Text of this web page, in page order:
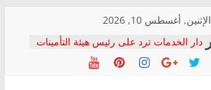
الإثنين, أغسطس 10, 2026
دار الخدمات ترد على رئيس هيئة التأمينات
بعد مؤتمره الصحفي: إنكار الأزمة لا ينهي
معاناة أصحاب المعاشات.. ونطالب بكشف